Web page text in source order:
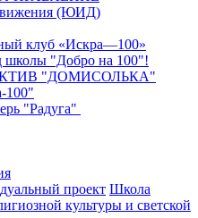
(ЮИД)
клуб «Искра—100»
школы "Добро на 100"!
"ДОМИСОЛЬКА"
100"
"Радуга"
проект Школа
культуры и светской